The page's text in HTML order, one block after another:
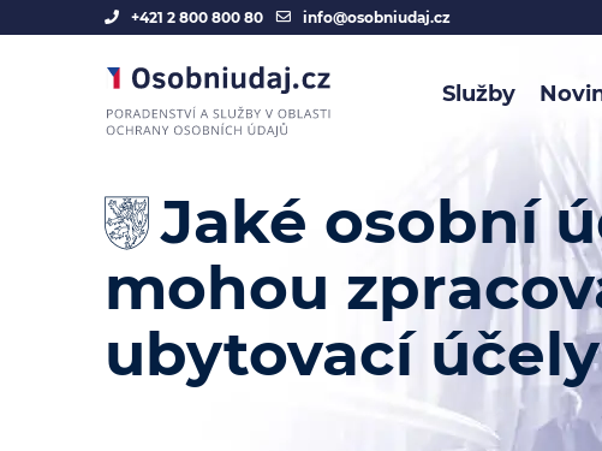
+421 2 800 800 80 info@osobniudaj.cz
Služby
Jaké osobní
mohou
ubytovací